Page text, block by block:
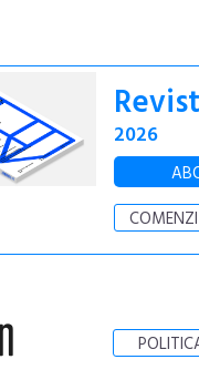
2026
COMENZI